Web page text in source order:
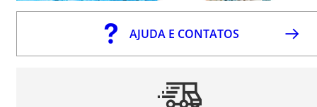
AJUDA E CONTATOS